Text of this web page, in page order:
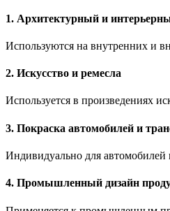
1. Архитектурный и
Используются на внутренних и
2. Искусство и ремесла
Используется в произведениях
3. Покраска автомобилей и
Индивидуально для автомобилей
4. Промышленный дизайн